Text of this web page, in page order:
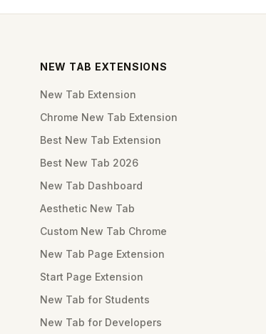
NEW TAB EXTENSIONS
New Tab Extension
Chrome New Tab Extension
Best New Tab Extension
Best New Tab 2026
New Tab Dashboard
Aesthetic New Tab
Custom New Tab Chrome
New Tab Page Extension
Start Page Extension
New Tab for Students
New Tab for Developers